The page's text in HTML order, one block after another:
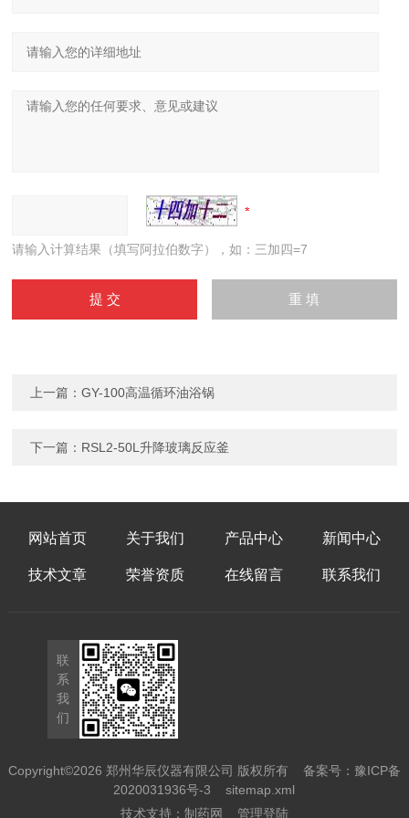
请输入计算结果（填写阿拉伯数字），如：三加四=7
上一篇：GY-100高温循环油浴锅
下一篇： RSL2-50L升降玻璃反应釜
网站首页 关于我们 产品中心 新闻中心
技术文章 荣誉资质 在线留言 联系我们
联
系
我
们
Copyright©2026 郑州华辰仪器有限公司 版权所有 备案号：豫ICP备
2020031936号-3
sitemap.xml
技术支持： 制药网 管理登陆